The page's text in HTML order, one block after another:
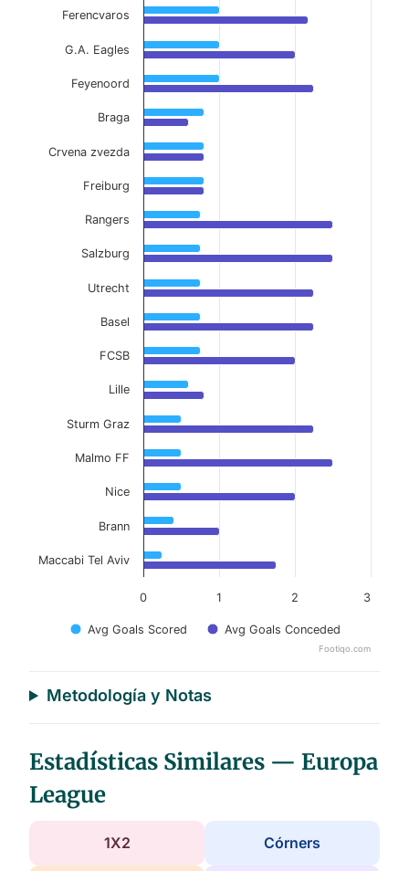
Avg Goals Scored Avg Goals Conceded
0 1 2 3
Ferencvaros
G.A. Eagles
Feyenoord
Braga
Crvena zvezda
Freiburg
Rangers
Salzburg
Utrecht
Basel
FCSB
Lille
Sturm Graz
Malmo FF
Nice
Brann
Maccabi Tel Aviv
Footiqo.com
Metodología y Notas
Estadísticas Similares — Europa
League
1X2 Córners